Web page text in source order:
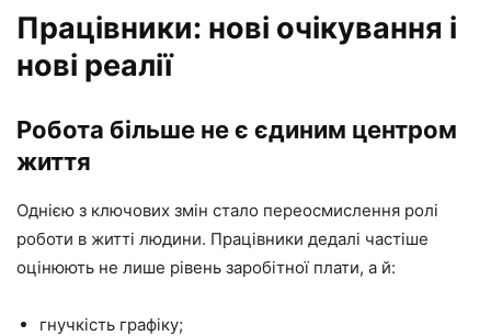
Працівники: нові очікування і
нові реалії
Робота більше не є єдиним центром
життя
Однією з ключових змін стало переосмислення ролі
роботи в житті людини. Працівники дедалі частіше
оцінюють не лише рівень заробітної плати, а й:
гнучкість графіку;